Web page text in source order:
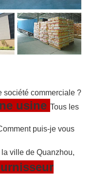
société commerciale ?
usine Tous les
puis-je vous
ville de Quanzhou,